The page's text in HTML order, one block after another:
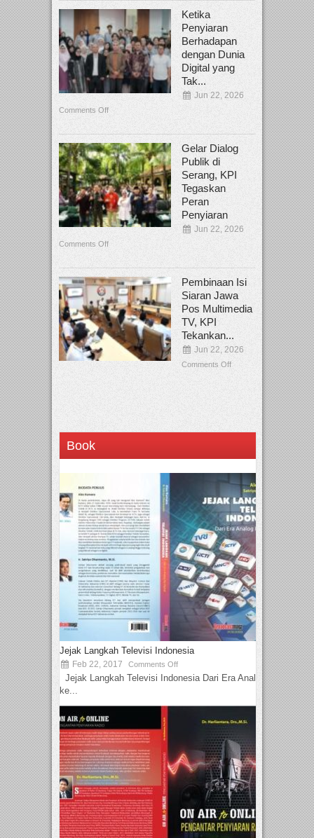
Ketika
Penyiaran
Berhadapan
dengan Dunia
Digital yang
Tak...
Jun 22, 2026
Comments Off
Gelar Dialog
Publik di
Serang, KPI
Tegaskan
Peran
Penyiaran
Jun 22, 2026
Comments Off
Pembinaan Isi
Siaran Jawa
Pos Multimedia
TV, KPI
Tekankan...
Jun 22, 2026
Comments Off
Book
Jejak Langkah Televisi Indonesia
Feb 22, 2017 Comments Off
Jejak Langkah Televisi Indonesia Dari Era Analog
ke...